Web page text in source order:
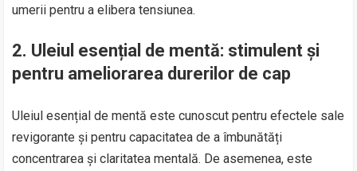
umerii pentru a elibera tensiunea.
2. Uleiul esențial de mentă: stimulent și
pentru ameliorarea durerilor de cap
Uleiul esențial de mentă este cunoscut pentru efectele sale
revigorante și pentru capacitatea de a îmbunătăți
concentrarea și claritatea mentală. De asemenea, este